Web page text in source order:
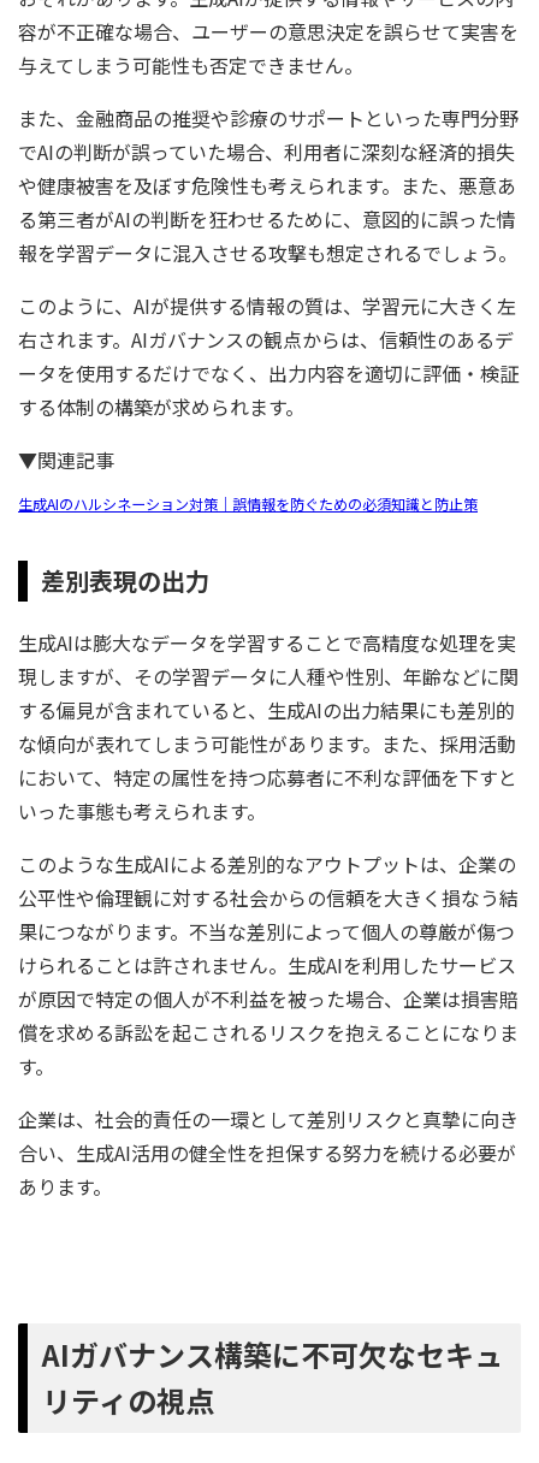
容が不正確な場合、ユーザーの意思決定を誤らせて実害を
与えてしまう可能性も否定できません。
また、金融商品の推奨や診療のサポートといった専門分野
でAIの判断が誤っていた場合、利用者に深刻な経済的損失
や健康被害を及ぼす危険性も考えられます。また、悪意あ
る第三者がAIの判断を狂わせるために、意図的に誤った情
報を学習データに混入させる攻撃も想定されるでしょう。
このように、AIが提供する情報の質は、学習元に大きく左
右されます。AIガバナンスの観点からは、信頼性のあるデ
ータを使用するだけでなく、出力内容を適切に評価・検証
する体制の構築が求められます。
▼関連記事
生成AIのハルシネーション対策｜誤情報を防ぐための必須知識と防止策
差別表現の出力
生成AIは膨大なデータを学習することで高精度な処理を実
現しますが、その学習データに人種や性別、年齢などに関
する偏見が含まれていると、生成AIの出力結果にも差別的
な傾向が表れてしまう可能性があります。また、採用活動
において、特定の属性を持つ応募者に不利な評価を下すと
いった事態も考えられます。
このような生成AIによる差別的なアウトプットは、企業の
公平性や倫理観に対する社会からの信頼を大きく損なう結
果につながります。不当な差別によって個人の尊厳が傷つ
けられることは許されません。生成AIを利用したサービス
が原因で特定の個人が不利益を被った場合、企業は損害賠
償を求める訴訟を起こされるリスクを抱えることになりま
す。
企業は、社会的責任の一環として差別リスクと真摯に向き
合い、生成AI活用の健全性を担保する努力を続ける必要が
あります。
AIガバナンス構築に不可欠なセキュ
リティの視点